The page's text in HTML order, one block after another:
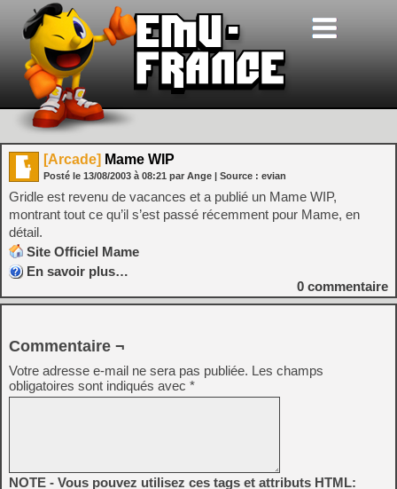
[Arcade] Mame WIP
Posté le 13/08/2003 à 08:21 par Ange | Source : evian
Gridle est revenu de vacances et a publié un Mame WIP,
montrant tout ce qu’il s’est passé récemment pour Mame, en
détail.
Site Officiel Mame
En savoir plus…
0 commentaire
Commentaire ¬
Votre adresse e-mail ne sera pas publiée. Les champs
obligatoires sont indiqués avec *
NOTE - Vous pouvez utilisez ces tags et attributs HTML: